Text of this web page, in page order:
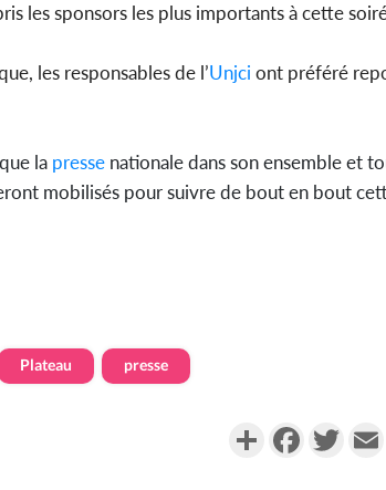
les sponsors les plus importants à cette
les responsables de l’Unjci ont préféré
la presse nationale dans son ensemble et
mobilisés pour suivre de bout en bout
Plateau presse
PartagerFacebook